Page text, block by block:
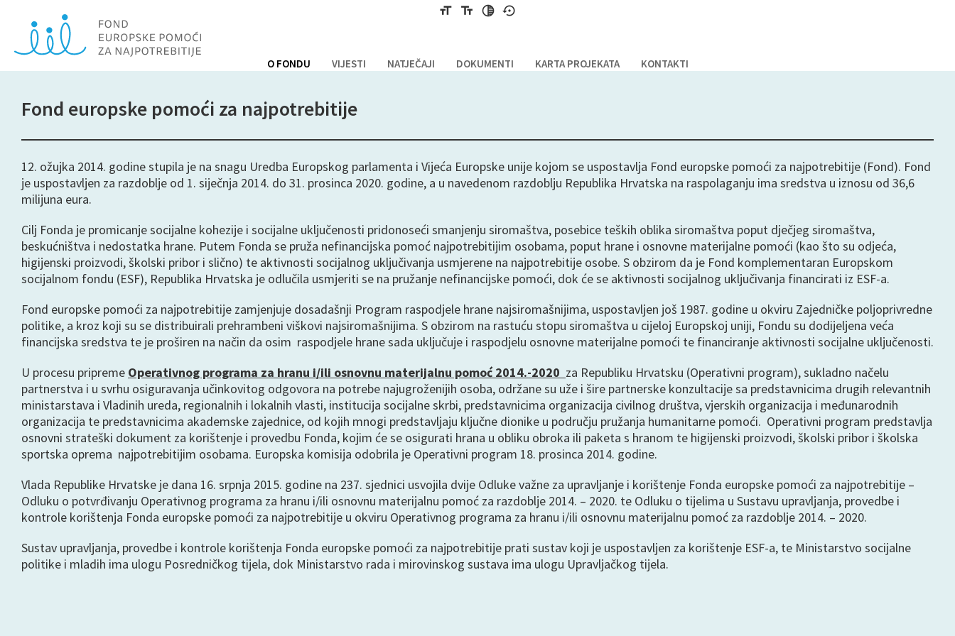
format_size text_fields tonality settings_backup_restore
O FONDU VIJESTI NATJEČAJI DOKUMENTI KARTA PROJEKATA KONTAKTI
Fond europske pomoći za najpotrebitije
12. ožujka 2014. godine stupila je na snagu Uredba Europskog parlamenta i Vijeća Europske unije kojom se uspostavlja Fond europske pomoći za najpotrebitije (Fond). Fond
je uspostavljen za razdoblje od 1. siječnja 2014. do 31. prosinca 2020. godine, a u navedenom razdoblju Republika Hrvatska na raspolaganju ima sredstva u iznosu od 36,6
milijuna eura.
Cilj Fonda je promicanje socijalne kohezije i socijalne uključenosti pridonoseći smanjenju siromaštva, posebice teških oblika siromaštva poput dječjeg siromaštva,
beskućništva i nedostatka hrane. Putem Fonda se pruža nefinancijska pomoć najpotrebitijim osobama, poput hrane i osnovne materijalne pomoći (kao što su odjeća,
higijenski proizvodi, školski pribor i slično) te aktivnosti socijalnog uključivanja usmjerene na najpotrebitije osobe. S obzirom da je Fond komplementaran Europskom
socijalnom fondu (ESF), Republika Hrvatska je odlučila usmjeriti se na pružanje nefinancijske pomoći, dok će se aktivnosti socijalnog uključivanja financirati iz ESF-a.
Fond europske pomoći za najpotrebitije zamjenjuje dosadašnji Program raspodjele hrane najsiromašnijima, uspostavljen još 1987. godine u okviru Zajedničke poljoprivredne
politike, a kroz koji su se distribuirali prehrambeni viškovi najsiromašnijima. S obzirom na rastuću stopu siromaštva u cijeloj Europskoj uniji, Fondu su dodijeljena veća
financijska sredstva te je proširen na način da osim raspodjele hrane sada uključuje i raspodjelu osnovne materijalne pomoći te financiranje aktivnosti socijalne uključenosti.
U procesu pripreme Operativnog programa za hranu i/ili osnovnu materijalnu pomoć 2014.-2020 za Republiku Hrvatsku (Operativni program), sukladno načelu
partnerstva i u svrhu osiguravanja učinkovitog odgovora na potrebe najugroženijih osoba, održane su uže i šire partnerske konzultacije sa predstavnicima drugih relevantnih
ministarstava i Vladinih ureda, regionalnih i lokalnih vlasti, institucija socijalne skrbi, predstavnicima organizacija civilnog društva, vjerskih organizacija i međunarodnih
organizacija te predstavnicima akademske zajednice, od kojih mnogi predstavljaju ključne dionike u području pružanja humanitarne pomoći. Operativni program predstavlja
osnovni strateški dokument za korištenje i provedbu Fonda, kojim će se osigurati hrana u obliku obroka ili paketa s hranom te higijenski proizvodi, školski pribor i školska
sportska oprema najpotrebitijim osobama. Europska komisija odobrila je Operativni program 18. prosinca 2014. godine.
Vlada Republike Hrvatske je dana 16. srpnja 2015. godine na 237. sjednici usvojila dvije Odluke važne za upravljanje i korištenje Fonda europske pomoći za najpotrebitije –
Odluku o potvrđivanju Operativnog programa za hranu i/ili osnovnu materijalnu pomoć za razdoblje 2014. – 2020. te Odluku o tijelima u Sustavu upravljanja, provedbe i
kontrole korištenja Fonda europske pomoći za najpotrebitije u okviru Operativnog programa za hranu i/ili osnovnu materijalnu pomoć za razdoblje 2014. – 2020.
Sustav upravljanja, provedbe i kontrole korištenja Fonda europske pomoći za najpotrebitije prati sustav koji je uspostavljen za korištenje ESF-a, te Ministarstvo socijalne
politike i mladih ima ulogu Posredničkog tijela, dok Ministarstvo rada i mirovinskog sustava ima ulogu Upravljačkog tijela.